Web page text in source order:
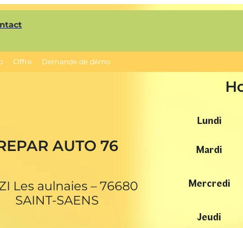
Offre Demande de démo
AUTO 76
Les aulnaies – 76680
SAINT-SAENS
Lundi
Mardi
Mercredi
Jeudi